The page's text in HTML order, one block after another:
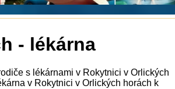
- lékárna
s lékárnami v Rokytnici v Orlických
v Rokytnici v Orlických horách k